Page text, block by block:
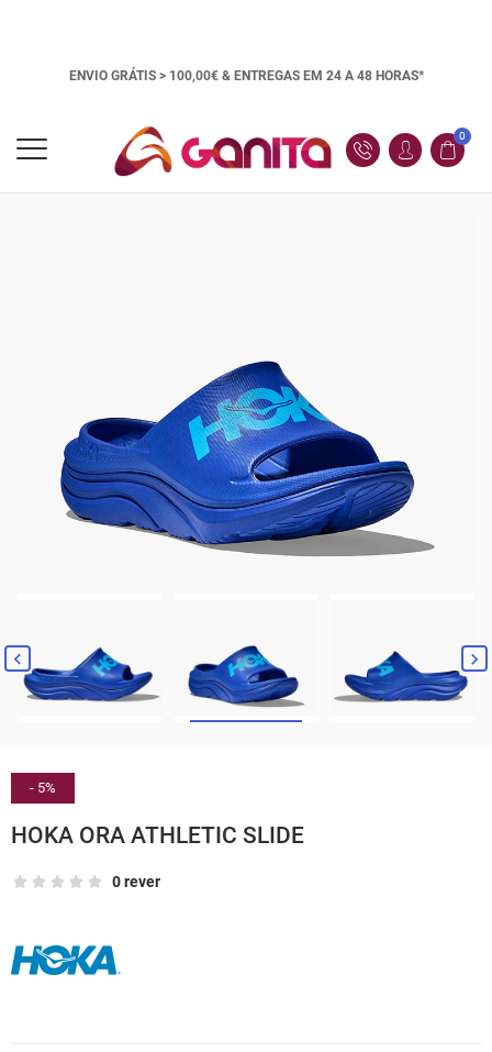
ENVIO GRÁTIS > 100,00€ & ENTREGAS EM 24 A 48 HORAS*
0
 
- 5%
HOKA ORA ATHLETIC SLIDE
0 rever